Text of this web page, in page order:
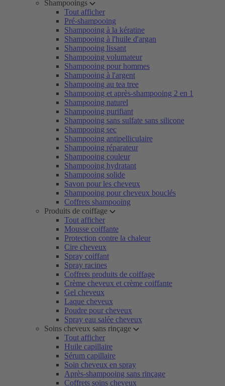
Shampooings
Tout afficher
Pré-shampooing
Shampooing à la kératine
Shampooing à l'huile d'argan
Shampooing lissant
Shampooing volumateur
Shampooing pour hommes
Shampooing à l'argent
Shampooing au tea tree
Shampooing et après-shampooing 2 en 1
Shampooing naturel
Shampooing purifiant
Shampooing sans sulfate sans silicone
Shampooing sec
Shampooing antipelliculaire
Shampooing réparateur
Shampooing couleur
Shampooing hydratant
Shampooing solide
Savon pour les cheveux
Shampooing pour cheveux bouclés
Coffrets shampooing
Produits de coiffage
Tout afficher
Mousse coiffante
Protection contre la chaleur
Cire cheveux
Spray coiffant
Spray racines
Coffrets produits de coiffage
Crème cheveux et crème coiffante
Gel cheveux
Laque cheveux
Poudre pour cheveux
Spray eau salée cheveux
Soins cheveux sans rinçage
Tout afficher
Huile capillaire
Sérum capillaire
Soin cheveux en spray
Après-shampooing sans rinçage
Coffrets soins cheveux